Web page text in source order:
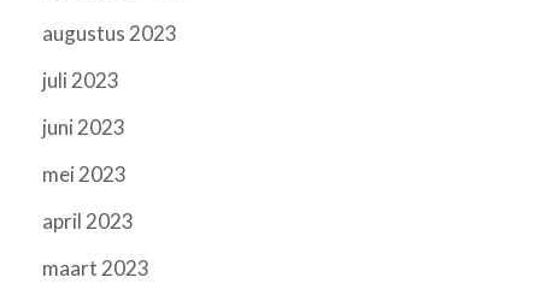
augustus 2023
juli 2023
juni 2023
mei 2023
april 2023
maart 2023